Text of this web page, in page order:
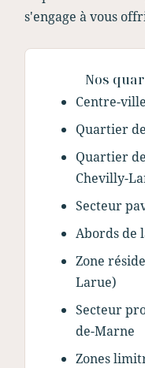
s'engage à vous
Nos
Centre-
Quartier
Quartier
Chevilly-
Secteur
Abords de
Zone
Larue)
Secteur
de-Marne
Zones